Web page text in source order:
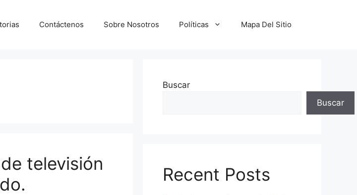
Contáctenos Sobre Nosotros Políticas Mapa Del Sitio
televisión
Buscar
Buscar
Recent Posts